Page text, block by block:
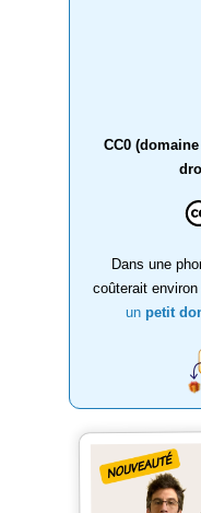
CC0
Dans une
coûterait
un petit